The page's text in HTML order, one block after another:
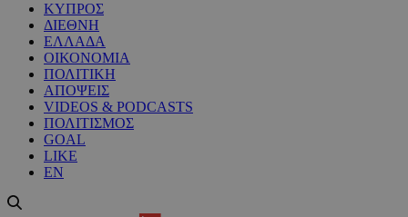
ΚΥΠΡΟΣ
ΔΙΕΘΝΗ
ΕΛΛΑΔΑ
ΟΙΚΟΝΟΜΙΑ
ΠΟΛΙΤΙΚΗ
ΑΠΟΨΕΙΣ
VIDEOS & PODCASTS
ΠΟΛΙΤΙΣΜΟΣ
GOAL
LIKE
EN